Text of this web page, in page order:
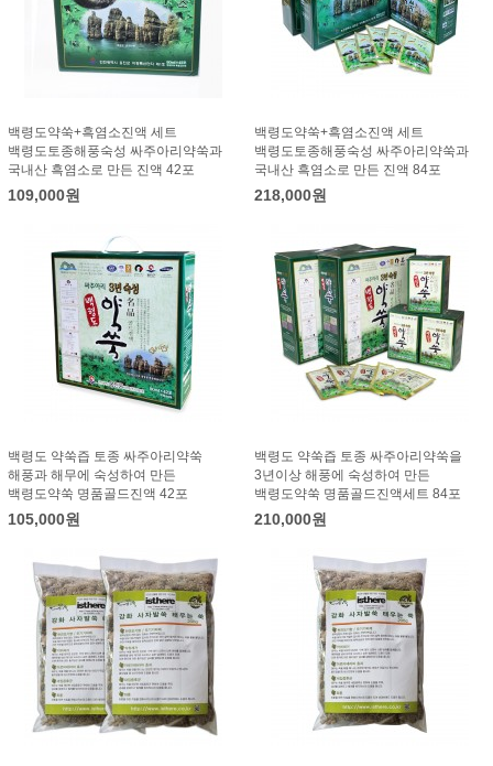
백령도약쑥+흑염소진액 세트
백령도토종해풍숙성 싸주아리약쑥과
국내산 흑염소로 만든 진액 42포
109,000원
백령도약쑥+흑염소진액 세트
백령도토종해풍숙성 싸주아리약쑥과
국내산 흑염소로 만든 진액 84포
218,000원
백령도 약쑥즙 토종 싸주아리약쑥
해풍과 해무에 숙성하여 만든
백령도약쑥 명품골드진액 42포
105,000원
백령도 약쑥즙 토종 싸주아리약쑥을
3년이상 해풍에 숙성하여 만든
백령도약쑥 명품골드진액세트 84포
210,000원